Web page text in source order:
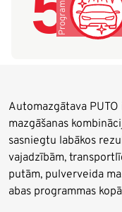
Programma
Automazgātava
mazgāšanas
sasniegtu labākos
vajadzībām,
putām, pulverveida
abas programmas